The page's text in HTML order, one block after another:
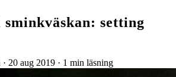
setting
· 20 aug 2019 · 1 min läsning